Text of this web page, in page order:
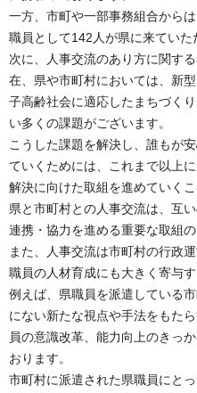
一方、市町や一部事務組合から
職員として142人が県に来ていた
次に、人事交流のあり方に関す
在、県や市町村においては、新
子高齢社会に適応したまちづく
い多くの課題がございます。
こうした課題を解決し、誰もが
ていくためには、これまで以上
解決に向けた取組を進めていくこ
県と市町村との人事交流は、互
連携・協力を進める重要な取組の
また、人事交流は市町村の行政
職員の人材育成にも大きく寄与
例えば、県職員を派遣している
にない新たな視点や手法をもた
員の意識改革、能力向上のきっ
おります。
市町村に派遣された県職員にと